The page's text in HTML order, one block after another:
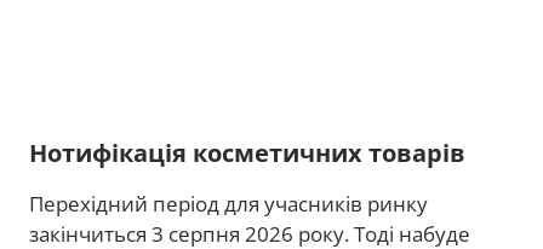
Нотифікація косметичних товарів
Перехідний період для учасників ринку
закінчиться 3 серпня 2026 року. Тоді набуде